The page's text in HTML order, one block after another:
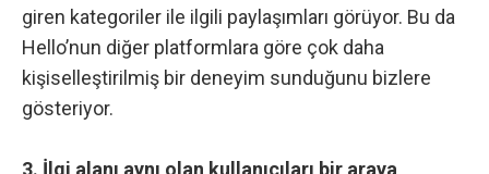
giren kategoriler ile ilgili paylaşımları görüyor. Bu da
Hello’nun diğer platformlara göre çok daha
kişiselleştirilmiş bir deneyim sunduğunu bizlere
gösteriyor.
3. İlgi alanı aynı olan kullanıcıları bir araya